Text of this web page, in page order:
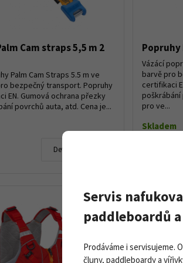
Cam straps 5,5 m 2
Palm Cam Straps 5.5 m ve
bezpečný transport. Popruhy
EN. Gumová ochrana přezky
povrchů auta, atd. Cena je...
Detail produktu
Popruhy
Vázácí
barvě pro
certifikaci
pro ve...
Skladem
Servis
paddleboardů
Prodáváme i servisujeme.
čluny, paddleboardy a